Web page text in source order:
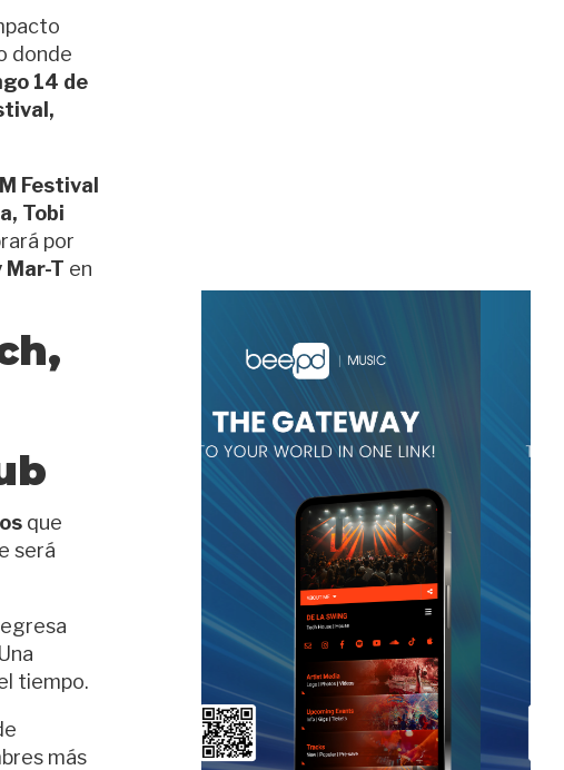
donde
14 de
Festival
Tobi
por
Mar-T en
,
que
será
tiempo.
más